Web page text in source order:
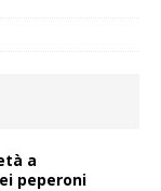
a
peperoni